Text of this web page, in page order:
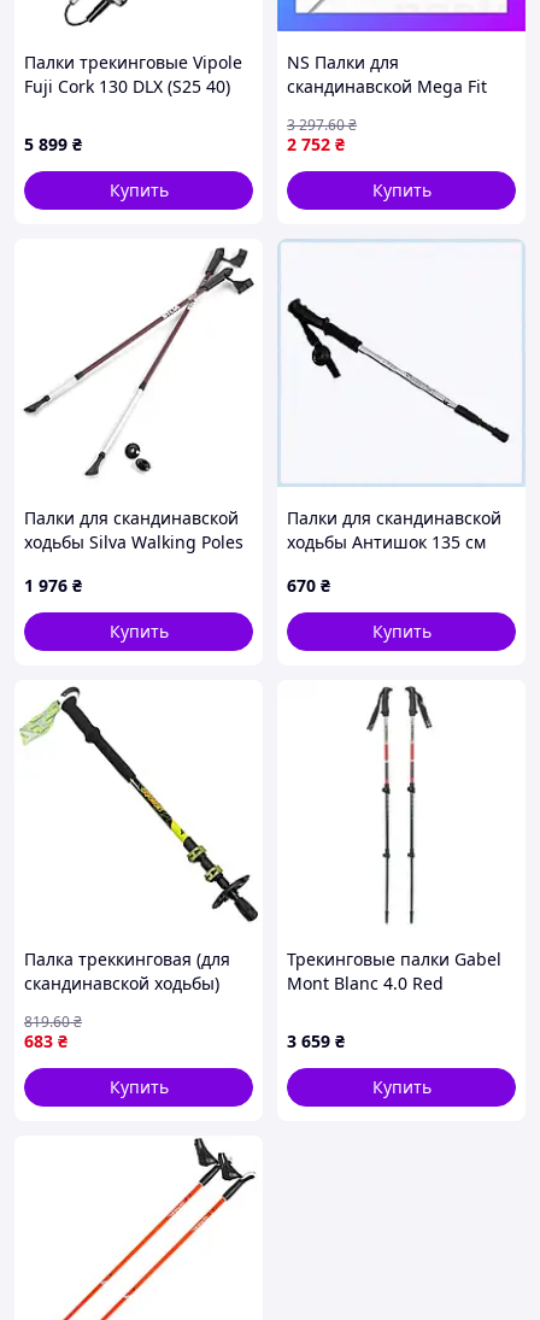
Палки трекинговые Vipole
Fuji Cork 130 DLX (S25 40)
5 899 ₴
Купить
NS Палки для
скандинавской Mega Fit
(7008350760000) Nes22/Q
2 752 ₴
3 297.60₴
Купить
Палки для скандинавской
ходьбы Silva Walking Poles
38125)
1 976 ₴
Купить
Палки для скандинавской
ходьбы Антишок 135 см
670 ₴
Купить
Палка треккинговая (для
скандинавской ходьбы)
6999_Салатовый
683 ₴
819.60₴
Купить
Трекинговые палки Gabel
Mont Blanc 4.0 Red
3 659 ₴
Купить